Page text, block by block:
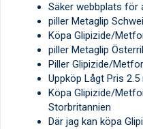
Säker webbplats för
piller Metaglip
Köpa Glipizide/
piller Metaglip
Piller Glipizide/
Uppköp Lågt Pris
Köpa Glipizide/
Storbritannien
Där jag kan köpa